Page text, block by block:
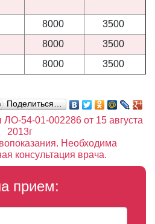
8000
3500
8000
3500
8000 3500
Поделиться…
54-01-002286 от 15 августа
2013г
Необходима
консультация врача.
прием: